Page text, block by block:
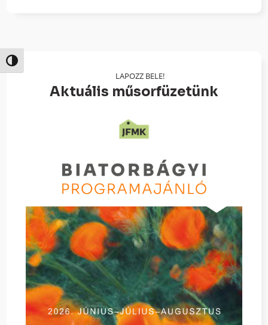
Nagy kontraszt váltása
LAPOZZ BELE!
Aktuális műsorfüzetünk